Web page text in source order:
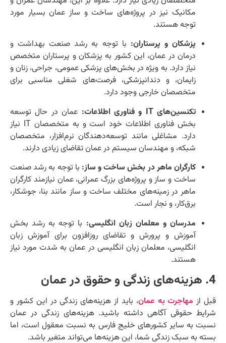
مکانیک نیز در پروژه‌های ساخت و ساز عمان بسیار مورد
توجه هستند.
پزشکان و پرستاران: با توجه به رشد صنعت بهداشت و
درمان در عمان، این کشور به پزشکان و پرستاران متخصص
نیاز دارد. به ویژه در بخش‌های پزشکی عمومی، جراحی، زنان و
زایمان، و دندانپزشکی، فرصت‌های شغلی مناسبی برای
متخصصان خارجی وجود دارد.
تکنسین‌های IT و فناوری اطلاعات:
عمان در حال توسعه
بخش فناوری اطلاعات خود است و به متخصصان IT نیاز
دارد. مشاغلی مانند توسعه‌دهندگان نرم‌افزار، متخصصان
شبکه، و مهندسان سیستم در عمان تقاضای زیادی دارند.
کارگران ماهر در بخش ساخت و ساز: با توجه به رشد صنعت
ساخت و ساز و پروژه‌های بزرگ عمرانی، عمان نیازمند کارگران
ماهر در زمینه‌های مختلف ساخت و ساز مانند بنا، جوشکار،
برق‌کار، و نجار است.
مدرسان و معلمان زبان انگلیسی: با توجه به رشد بخش
آموزش و پرورش و تقاضای روزافزون برای آموزش زبان
انگلیسی، معلمان زبان انگلیسی در عمان به شدت مورد نیاز
هستند.
4. هزینه‌های زندگی و حقوق در عمان
قبل از مهاجرت به عمان، باید از هزینه‌های زندگی در این کشور و
شرایط حقوقی آگاهی داشته باشید. هزینه‌های زندگی در عمان
نسبت به سایر کشورهای خلیج فارس به نسبت معقول است، اما
بسته به سبک زندگی شما، این هزینه‌ها می‌تواند متغیر باشد.